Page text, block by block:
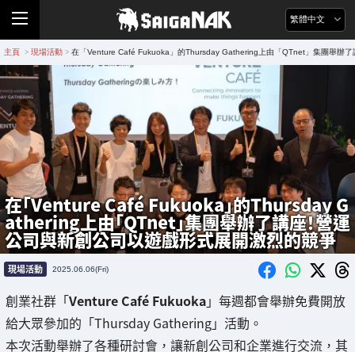
繁體中文
主頁 > 現場活動 > 在「Venture Café Fukuoka」的Thursday Gathering上由「QTnet」集團舉辦
在「Venture Café Fukuoka」的Thursday G
athering上由「QTnet」集團舉辦了講座！營運
公司與新創公司以遊戲形式展開激烈的競爭
現場活動 2025.06.06(Fri)
創業社群「Venture Café Fukuoka」每週都會舉辦免費開放
給大眾參加的「Thursday Gathering」活動。
本次活動舉辦了各種研討會，讓新創公司和企業進行交流，其